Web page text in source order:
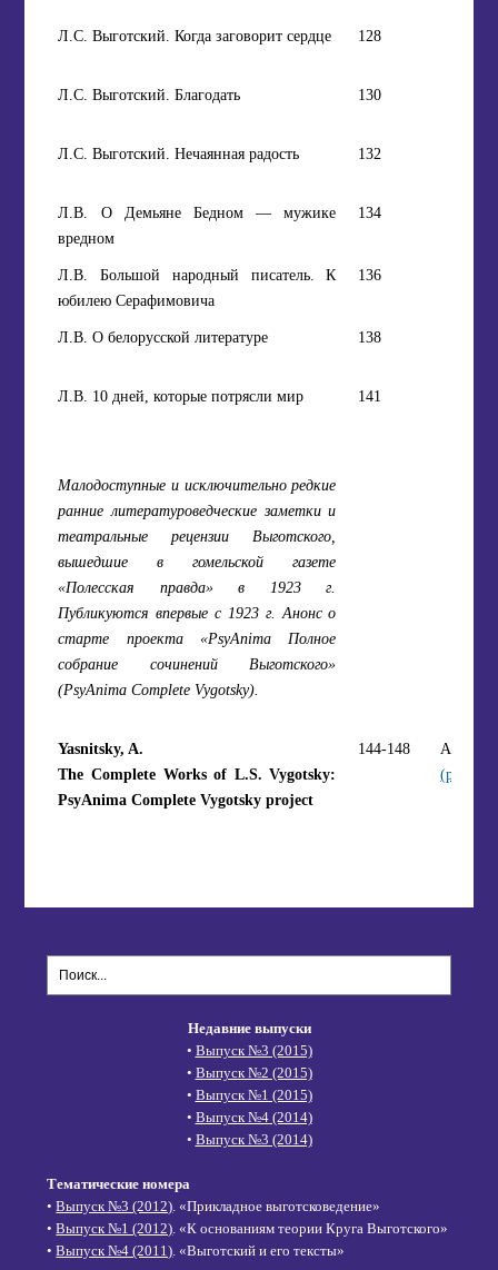
Л.С. Выготский. Когда заговорит сердце 128
Л.С. Выготский. Благодать 130
Л.С. Выготский. Нечаянная радость 132
Л.В. О Демьяне Бедном — мужике
вредном
134
Л.В. Большой народный писатель. К
юбилею Серафимовича
136
Л.В. О белорусской литературе 138
Л.В. 10 дней, которые потрясли мир 141
Малодоступные и исключительно редкие
ранние литературоведческие заметки и
театральные рецензии Выготского,
вышедшие в гомельской газете
«Полесская правда» в 1923 г.
Публикуются впервые с 1923 г. Анонс о
старте проекта «PsyAnima Полное
собрание сочинений Выготского»
(PsyAnima Complete Vygotsky).
Yasnitsky, A.
The Complete Works of L.S. Vygotsky:
PsyAnima Complete Vygotsky project
144-148
Article
(pdf)
Недавние выпуски
• Выпуск №3 (2015)
• Выпуск №2 (2015)
• Выпуск №1 (2015)
• Выпуск №4 (2014)
• Выпуск №3 (2014)
Тематические номера
•Выпуск №3 (2012) . «Прикладное выготсковедение»
•Выпуск №1 (2012) . «К основаниям теории Круга Выготского»
•Выпуск №4 (2011) . «Выготский и его тексты»